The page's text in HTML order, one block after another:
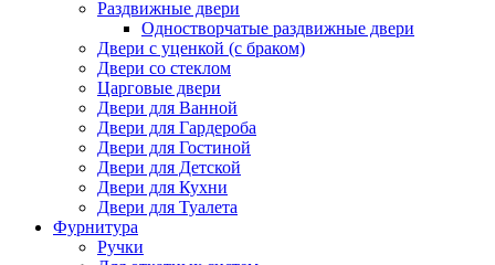
Раздвижные двери
Одностворчатые раздвижные двери
Двери с уценкой (с браком)
Двери со стеклом
Царговые двери
Двери для Ванной
Двери для Гардероба
Двери для Гостиной
Двери для Детской
Двери для Кухни
Двери для Туалета
Фурнитура
Ручки